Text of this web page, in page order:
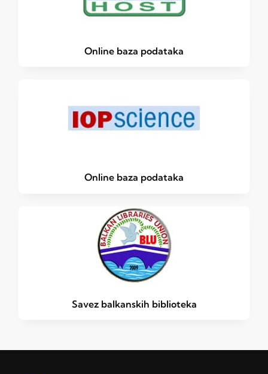
Online baza podataka
Online baza podataka
Savez balkanskih biblioteka